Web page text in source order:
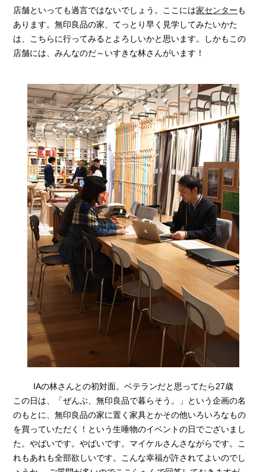
店舗といっても過言ではないでしょう。ここには家センターも
あります。無印良品の家、てっとり早く見学してみたいかた
は、こちらに行ってみるとよろしいかと思います。しかもこの
店舗には、みんなのだ～いすきな林さんがいます！
IAの林さんとの初対面。ベテランだと思ってたら27歳
この日は、「ぜんぶ、無印良品で暮らそう。」という企画の名
のもとに、無印良品の家に置く家具とかその他いろいろなもの
を買っていただく！という生唾物のイベントの日でございまし
た。やばいです。やばいです。マイケルさんさながらです。こ
れもあれも全部欲しいです。こんな幸福が許されてよいのでし